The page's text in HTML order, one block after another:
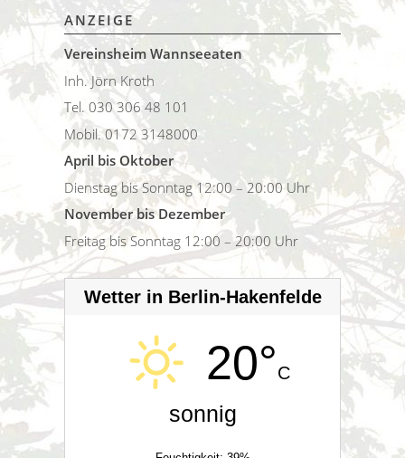
ANZEIGE
Vereinsheim Wannseeaten
Inh. Jörn Kroth
Tel. 030 306 48 101
Mobil. 0172 3148000
April bis Oktober
Dienstag bis Sonntag 12:00 – 20:00 Uhr
November bis Dezember
Freitag bis Sonntag 12:00 – 20:00 Uhr
Wetter in Berlin-Hakenfelde
20°C
sonnig